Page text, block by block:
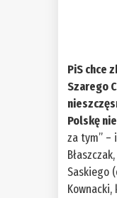
PiS chce
Szarego
Polskę
za tym” –
Saskiego